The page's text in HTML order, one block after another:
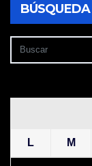
L M